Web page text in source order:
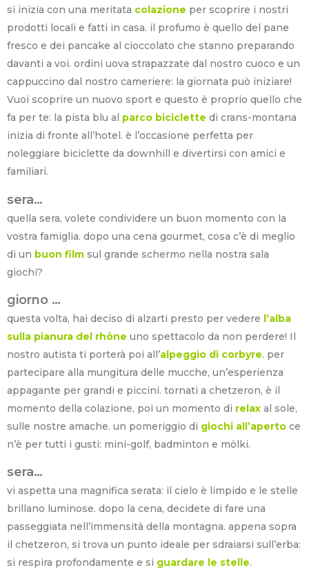
si inizia con una meritata colazione per scoprire i nostri
prodotti locali e fatti in casa. il profumo è quello del pane
fresco e dei pancake al cioccolato che stanno preparando
davanti a voi. ordini uova strapazzate dal nostro cuoco e un
cappuccino dal nostro cameriere: la giornata può iniziare!
Vuoi scoprire un nuovo sport e questo è proprio quello che
fa per te: la pista blu al parco biciclette di crans-montana
inizia di fronte all’hotel. è l’occasione perfetta per
noleggiare biciclette da downhill e divertirsi con amici e
familiari.
sera…
quella sera, volete condividere un buon momento con la
vostra famiglia. dopo una cena gourmet, cosa c’è di meglio
di un buon film sul grande schermo nella nostra sala
giochi?
giorno …
questa volta, hai deciso di alzarti presto per vedere l’alba
sulla pianura del rhône uno spettacolo da non perdere! Il
nostro autista ti porterà poi all’alpeggio di corbyre. per
partecipare alla mungitura delle mucche, un’esperienza
appagante per grandi e piccini. tornati a chetzeron, è il
momento della colazione, poi un momento di relax al sole,
sulle nostre amache. un pomeriggio di giochi all’aperto ce
n’è per tutti i gusti: mini-golf, badminton e mölki.
sera…
vi aspetta una magnifica serata: il cielo è limpido e le stelle
brillano luminose. dopo la cena, decidete di fare una
passeggiata nell’immensità della montagna. appena sopra
il chetzeron, si trova un punto ideale per sdraiarsi sull’erba:
si respira profondamente e si guardare le stelle.